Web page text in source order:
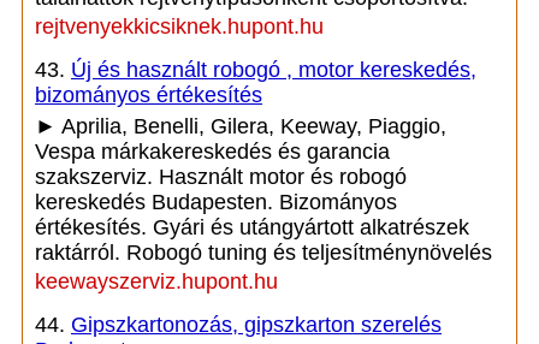
rejtvenyekkicsiknek.hupont.hu
43. Új és használt robogó , motor kereskedés,
bizományos értékesítés
► Aprilia, Benelli, Gilera, Keeway, Piaggio,
Vespa márkakereskedés és garancia
szakszerviz. Használt motor és robogó
kereskedés Budapesten. Bizományos
értékesítés. Gyári és utángyártott alkatrészek
raktárról. Robogó tuning és teljesítménynövelés
keewayszerviz.hupont.hu
44. Gipszkartonozás, gipszkarton szerelés